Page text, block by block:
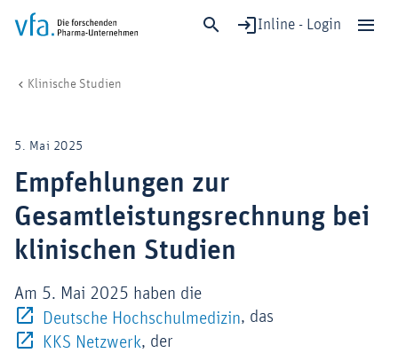
Inline - Login
Gesundheit & Versorgung
Wirtschaft & Standort
Digitalisierung & KI
Verband & Mitglieder
Mitglied werden!
Medien
Klinische Studien
5. Mai 2025
Empfehlungen zur
Gesamtleistungsrechnung bei
klinischen Studien
Am 5. Mai 2025 haben die
Deutsche HochschulmedizinExterner-Link (Öffnet
, das
KKS Netzwerk Externer-Link (Öffnet im neuen
, der